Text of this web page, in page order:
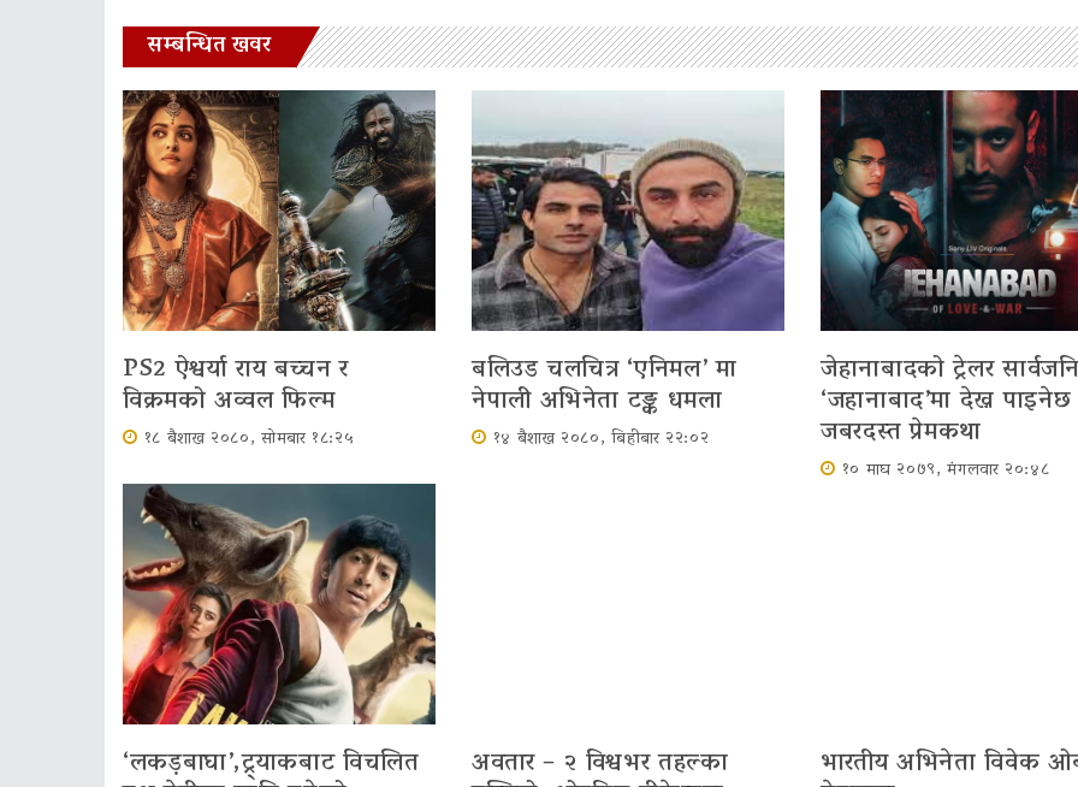
सम्बन्धित खवर
PS2 ऐश्वर्या राय बच्चन र
विक्रमको अव्वल फिल्म
१८ बैशाख २०८०, सोमबार १८:२५
बलिउड चलचित्र ‘एनिमल’ मा
नेपाली अभिनेता टङ्क धमला
१४ बैशाख २०८०, बिहीबार २२:०२
जेहानाबादको ट्रेलर
‘जहानाबाद’मा देख्न पाइनेछ
जबरदस्त प्रेमकथा
१० माघ २०७९, मंगलवार २०:४८
‘लकड़बाघा’,ट्र्याकबाट विचलित अवतार – २ विश्वभर तहल्का भारतीय अभिनेता विवेक